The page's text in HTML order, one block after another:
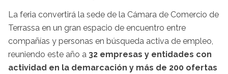
La feria convertirá la sede de la Cámara de Comercio de
Terrassa en un gran espacio de encuentro entre
compañías y personas en búsqueda activa de empleo,
reuniendo este año a 32 empresas y entidades con
actividad en la demarcación y más de 200 ofertas